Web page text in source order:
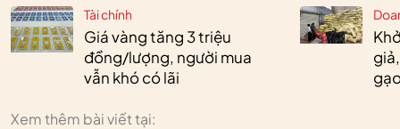
Tài chính
Giá vàng tăng 3 triệu
đồng/lượng, người mua
vẫn khó có lãi
Xem thêm bài viết tại: